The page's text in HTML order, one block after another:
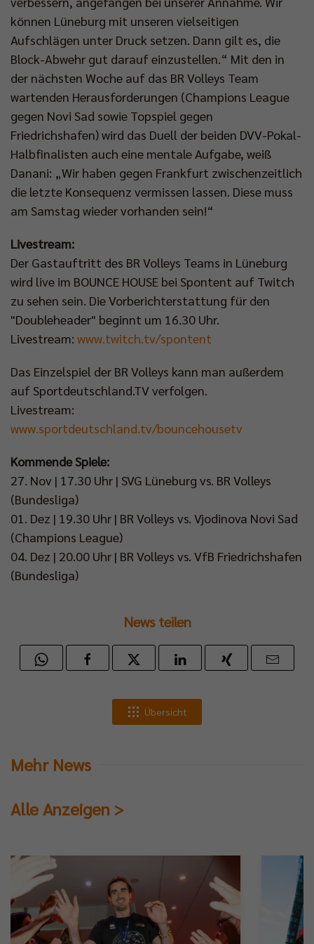
können Lüneburg mit unseren vielseitigen
Aufschlägen unter Druck setzen. Dann gilt es, die
Block-Abwehr gut darauf einzustellen.“ Mit den in
der nächsten Woche auf das BR Volleys Team
wartenden Herausforderungen (Champions League
gegen Novi Sad sowie Topspiel gegen
Friedrichshafen) wird das Duell der beiden DVV-Pokal-
Halbfinalisten auch eine mentale Aufgabe, weiß
Danani: „Wir haben gegen Frankfurt zwischenzeitlich
die letzte Konsequenz vermissen lassen. Diese muss
am Samstag wieder vorhanden sein!“
Livestream:
Der Gastauftritt des BR Volleys Teams in Lüneburg
wird live im BOUNCE HOUSE bei Spontent auf Twitch
zu sehen sein. Die Vorberichterstattung für den
"Doubleheader" beginnt um 16.30 Uhr.
Livestream: www.twitch.tv/spontent
Das Einzelspiel der BR Volleys kann man außerdem
auf Sportdeutschland.TV verfolgen.
Livestream:
www.sportdeutschland.tv/bouncehousetv
Kommende Spiele:
27. Nov | 17.30 Uhr | SVG Lüneburg vs. BR Volleys
(Bundesliga)
01. Dez | 19.30 Uhr | BR Volleys vs. Vjodinova Novi Sad
(Champions League)
04. Dez | 20.00 Uhr | BR Volleys vs. VfB Friedrichshafen
(Bundesliga)
News teilen
Übersicht
Mehr News
Alle Anzeigen >